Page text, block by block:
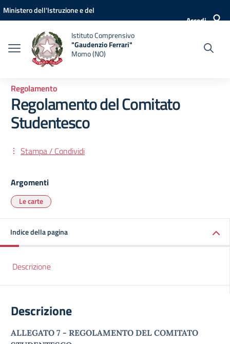
Vai ai contenuti
Vai al menu di navigazione
Vai al footer
Ministero dell'Istruzione e del
Accedi
Istituto Comprensivo
"Gaudenzio Ferrari"
Momo (NO)
Regolamento
Regolamento del Comitato
Studentesco
Stampa / Condividi
Argomenti
Le carte
Indice della pagina
Descrizione
Descrizione
ALLEGATO 7 - REGOLAMENTO DEL COMITATO